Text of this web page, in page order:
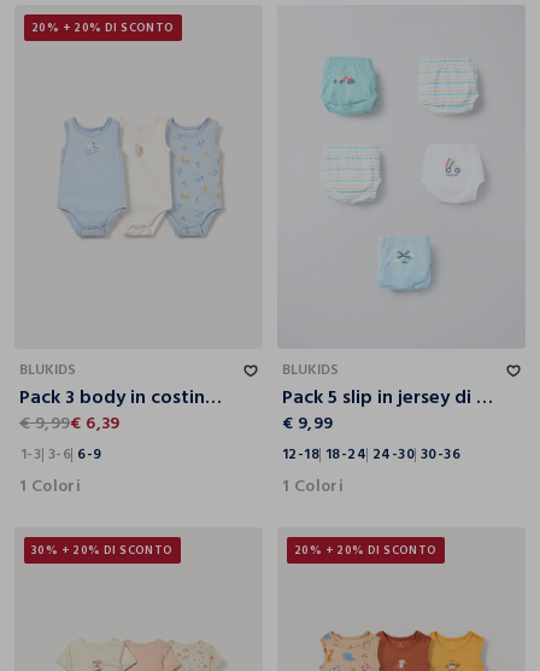
20% + 20% DI SCONTO
BLUKIDS
Pack 3 body in costina di puro cotone
€ 9,99€ 6,39
1-3 3-6 6-9
1 Colori
BLUKIDS
Pack 5 slip in jersey di puro cotone
€ 9,99
12-18 18-24 24-30 30-36
1 Colori
30% + 20% DI SCONTO 20% + 20% DI SCONTO